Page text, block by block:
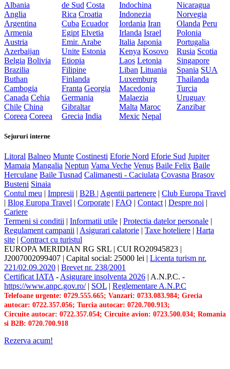
Albania
Anglia
Argentina
Armenia
Austria
Azerbaijan
Belgia Bolivia
Brazilia
Buthan
Cambogia
Canada Cehia
Chile China
Coreea Coreea
de Sud Costa
Rica Croatia
Cuba Ecuador
Egipt Elvetia
Emir. Arabe
Unite Estonia
Etiopia
Filipine
Finlanda
Franta Georgia
Germania
Gibraltar
Grecia India
Indochina
Indonezia
Iordania Iran
Irlanda Israel
Italia Japonia
Kenya Kosovo
Laos Letonia
Liban Lituania
Luxemburg
Macedonia
Malaezia
Malta Maroc
Mexic Nepal
Nicaragua
Norvegia
Olanda Peru
Polonia
Portugalia
Rusia Scotia
Singapore
Spania SUA
Thailanda
Turcia
Uruguay
Zanzibar
Sejururi interne
Litoral Balneo Munte Costinesti Eforie Nord Eforie Sud Jupiter
Mamaia Mangalia Neptun Vama Veche Venus Baile Felix Baile
Herculane Baile Tusnad Calimanesti - Caciulata Covasna Brasov
Busteni Sinaia
Contul meu
Impresii B2B | Agentii partenere
Club Europa Travel
Blog Europa Travel Corporate FAQ Contact| Despre noi
Cariere
Termeni si conditii
Informatii utile Protectia datelor personale
Regulament campanii Asigurari calatorie Taxe hoteliere
Harta
site
Contract cu turistul
EUROPA MERIDIAN RG SRL
CUI RO20945823
J2007002099407
Capital social: 25000 lei
Licenta turism nr.
221/02.09.2020
Brevet nr. 238/2001
Certificat IATA-Asigurare insolventa 2026 A.N.P.C. -
https://www.anpc.gov.ro/| SOL Reglementare A.N.P.C
Telefoane urgente: 0729.555.665; Vanzari: 0733.083.984; Grecia
autocar: 0722.357.056; Turcia autocar: 0720.700.913;
Circuite autocar: 0722.357.054; Circuite avion: 0723.500.034; Romania
si B2B: 0720.700.918
Rezerva acum!